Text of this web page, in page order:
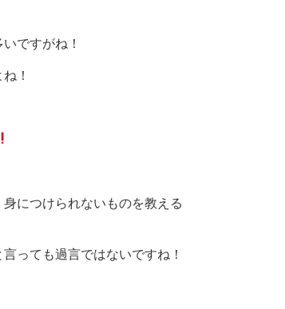
ですがね！
！
につけられないものを教える
っても過言ではないですね！